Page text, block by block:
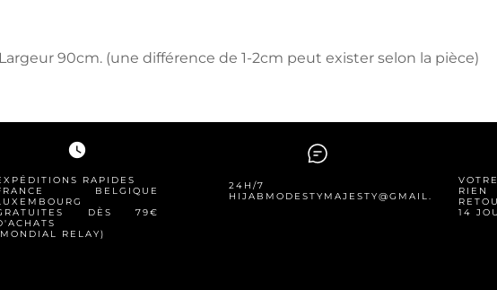
24H/7
HIJABMODESTYMAJESTY@GMAIL.COM
watch_later
RAPIDES
BELGIQUE
DÈS 79€
RELAY)
RIEN
14
90cm. (une différence de 1-2cm peut exister selon la pièce)